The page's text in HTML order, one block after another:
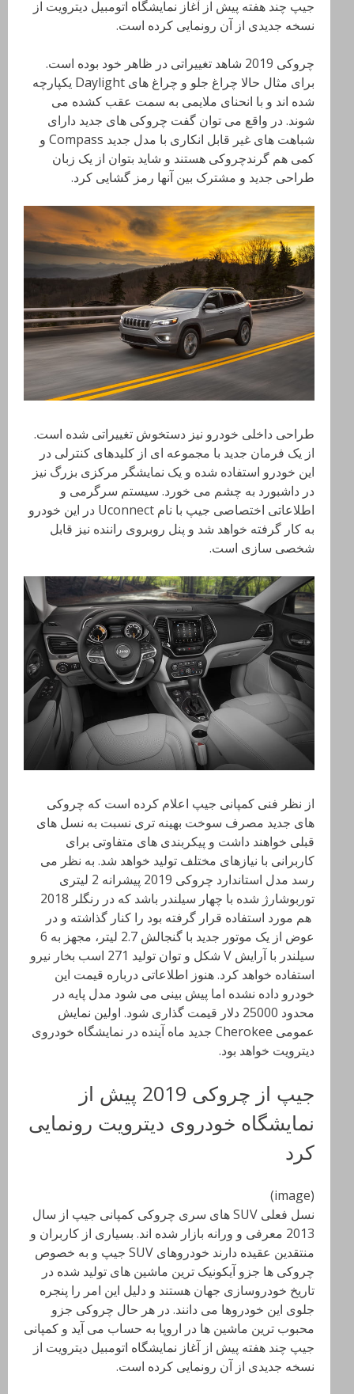
جیپ چند هفته پیش از آغاز نمایشگاه اتومبیل دیترویت از
نسخه جدیدی از آن رونمایی کرده است.
چروکی 2019 شاهد تغییراتی در ظاهر خود بوده است.
برای مثال حالا چراغ جلو و چراغ های Daylight یکپارچه
شده اند و با انحنای ملایمی به سمت عقب کشده می
شوند. در واقع می توان گفت چروکی های جدید دارای
شباهت های غیر قابل انکاری با مدل جدید Compass و
کمی هم گرندچروکی هستند و شاید بتوان از یک زبان
طراحی جدید و مشترک بین آنها رمز گشایی کرد.
طراحی داخلی خودرو نیز دستخوش تغییراتی شده است.
از یک فرمان جدید با مجموعه ای از کلیدهای کنترلی در
این خودرو استفاده شده و یک نمایشگر مرکزی بزرگ نیز
در داشبورد به چشم می خورد. سیستم سرگرمی و
اطلاعاتی اختصاصی جیپ با نام Uconnect در این خودرو
به کار گرفته خواهد شد و پنل روبروی راننده نیز قابل
شخصی سازی است.
از نظر فنی کمپانی جیپ اعلام کرده است که چروکی
های جدید مصرف سوخت بهینه تری نسبت به نسل های
قبلی خواهند داشت و پیکربندی های متفاوتی برای
کاربرانی با نیازهای مختلف تولید خواهد شد. به نظر می
رسد مدل استاندارد چروکی 2019 پیشرانه 2 لیتری
توربوشارژ شده با چهار سیلندر باشد که در رنگلر 2018
هم مورد استفاده قرار گرفته بود را کنار گذاشته و در
عوض از یک موتور جدید با گنجالش 2.7 لیتر، مجهز به 6
سیلندر با آرایش V شکل و توان تولید 271 اسب بخار نیرو
استفاده خواهد کرد. هنوز اطلاعاتی درباره قیمت این
خودرو داده نشده اما پیش بینی می شود مدل پایه در
محدود 25000 دلار قیمت گذاری شود. اولین نمایش
عمومی Cherokee جدید ماه آینده در نمایشگاه خودروی
دیترویت خواهد بود.
جیپ از چروکی 2019 پیش از
نمایشگاه خودروی دیترویت رونمایی
کرد
نسل فعلی SUV های سری چروکی کمپانی جیپ از سال
2013 معرفی و ورانه بازار شده اند. بسیاری از کاربران و
منتقدین عقیده دارند خودروهای SUV جیپ و به خصوص
چروکی ها جزو آیکونیک ترین ماشین های تولید شده در
تاریخ خودروسازی جهان هستند و دلیل این امر را پنجره
جلوی این خودروها می دانند. در هر حال چروکی جزو
محبوب ترین ماشین ها در اروپا به حساب می آید و کمپانی
جیپ چند هفته پیش از آغاز نمایشگاه اتومبیل دیترویت از
نسخه جدیدی از آن رونمایی کرده است.